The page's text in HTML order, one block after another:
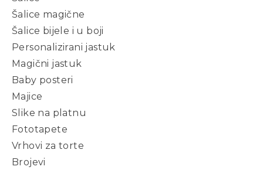
Šalice magične
Šalice bijele i u boji
Personalizirani jastuk
Magični jastuk
Baby posteri
Majice
Slike na platnu
Fototapete
Vrhovi za torte
Brojevi